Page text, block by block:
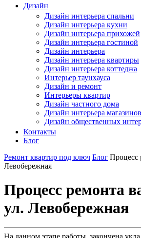
Дизайн
Дизайн интерьера спальни
Дизайн интерьера кухни
Дизайн интерьера прихожей
Дизайн интерьера гостиной
Дизайн интерьера
Дизайн интерьера квартиры
Дизайн интерьера коттеджа
Интерьер таунхауса
Дизайн и ремонт
Интерьеры квартир
Дизайн частного дома
Дизайн интерьера магазинов
Дизайн общественных
Контакты
Блог
Ремонт квартир под ключ Блог Процесс
Левобережная
Процесс ремонта
ул. Левобережная